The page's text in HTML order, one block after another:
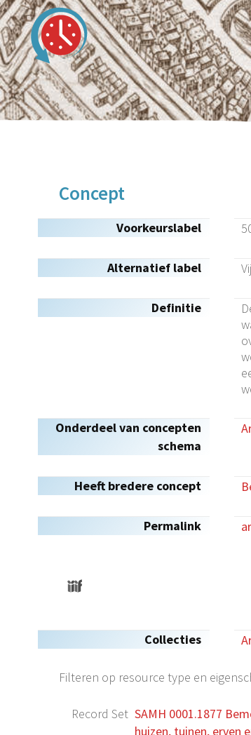
Concept
Voorkeurslabel
Alternatief label
Definitie
Onderdeel van concepten
schema
Heeft bredere concept
Permalink
Collecties
Filteren op resource type en
Record Set SAMH 0001.1877
huizen, tuinen, erven